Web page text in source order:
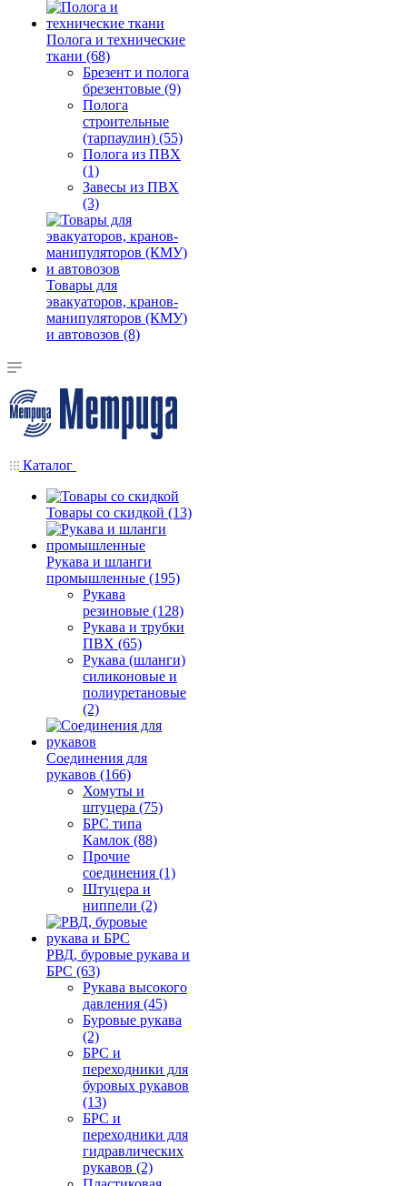
Полога и технические
ткани (68)
Брезент и полога
брезентовые (9)
Полога
строительные
(тарпаулин) (55)
Полога из ПВХ
(1)
Завесы из ПВХ
(3)
Товары для
эвакуаторов, кранов-
манипуляторов (КМУ)
и автовозов (8)
Каталог
Товары со скидкой (13)
Рукава и шланги
промышленные (195)
Рукава
резиновые (128)
Рукава и трубки
ПВХ (65)
Рукава (шланги)
силиконовые и
полиуретановые
(2)
Соединения для
рукавов (166)
Хомуты и
штуцера (75)
БРС типа
Камлок (88)
Прочие
соединения (1)
Штуцера и
ниппели (2)
РВД, буровые рукава и
БРС (63)
Рукава высокого
давления (45)
Буровые рукава
(2)
БРС и
переходники для
буровых рукавов
(13)
БРС и
переходники для
гидравлических
рукавов (2)